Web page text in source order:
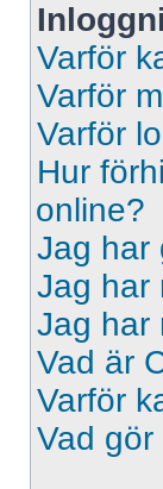
Varför
Varför
Varför
Hur
online?
Jag har
Jag har
Jag har
Vad är
Varför
Vad gör